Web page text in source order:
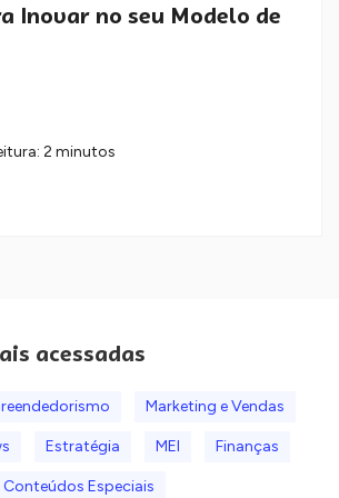
Inovar no seu Modelo de
2 minutos
acessadas
Marketing e Vendas
Estratégia MEI Finanças
Conteúdos Especiais